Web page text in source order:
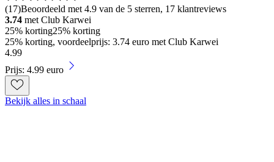
(17)Beoordeeld met 4.9 van de 5 sterren, 17 klantreviews
3.74 met Club Karwei
25% korting25% korting
25% korting, voordeelprijs: 3.74 euro met Club Karwei
4.99
Prijs: 4.99 euro
Bekijk alles in schaal